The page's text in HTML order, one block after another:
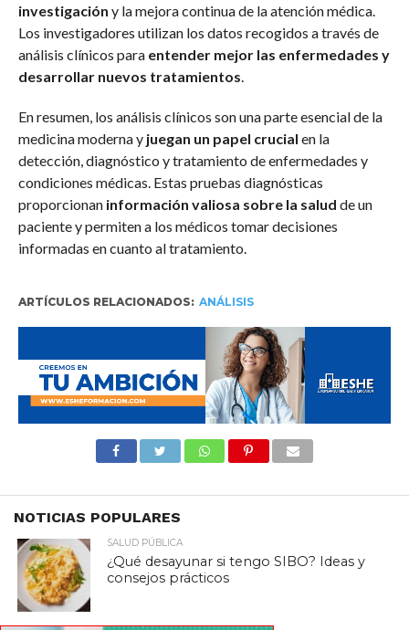
investigación y la mejora continua de la atención médica.
Los investigadores utilizan los datos recogidos a través de
análisis clínicos para entender mejor las enfermedades y
desarrollar nuevos tratamientos.
En resumen, los análisis clínicos son una parte esencial de la
medicina moderna y juegan un papel crucial en la
detección, diagnóstico y tratamiento de enfermedades y
condiciones médicas. Estas pruebas diagnósticas
proporcionan información valiosa sobre la salud de un
paciente y permiten a los médicos tomar decisiones
informadas en cuanto al tratamiento.
ARTÍCULOS RELACIONADOS: ANÁLISIS
NOTICIAS POPULARES
SALUD PÚBLICA
¿Qué desayunar si tengo SIBO? Ideas y
consejos prácticos